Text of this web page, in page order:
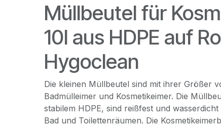
Müllbeutel für
10l aus HDPE auf
Hygoclean
Die kleinen Müllbeutel sind mit ihrer Größer
Badmülleimer und Kosmetikeimer. Die
stabilem HDPE, sind reißfest und
Bad und Toilettenräumen. Die